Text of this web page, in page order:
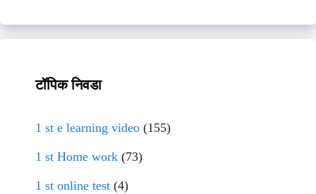
टॉपिक निवडा
1 st e learning video (155)
1 st Home work (73)
1 st online test (4)